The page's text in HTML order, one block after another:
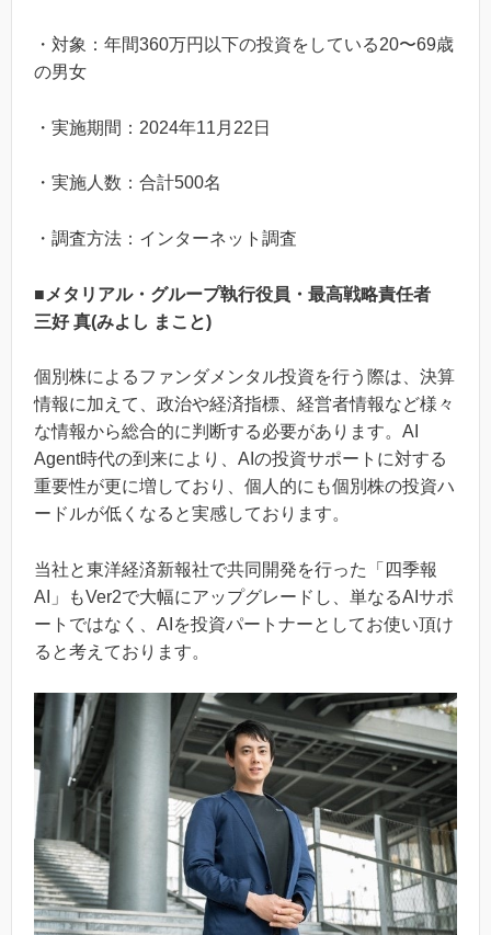
・対象：年間360万円以下の投資をしている20〜69歳
の男女
・実施期間：2024年11月22日
・実施人数：合計500名
・調査方法：インターネット調査
■メタリアル・グループ執行役員・最高戦略責任者
三好 真(みよし まこと)
個別株によるファンダメンタル投資を行う際は、決算
情報に加えて、政治や経済指標、経営者情報など様々
な情報から総合的に判断する必要があります。AI
Agent時代の到来により、AIの投資サポートに対する
重要性が更に増しており、個人的にも個別株の投資ハ
ードルが低くなると実感しております。
当社と東洋経済新報社で共同開発を行った「四季報
AI」もVer2で大幅にアップグレードし、単なるAIサポ
ートではなく、AIを投資パートナーとしてお使い頂け
ると考えております。